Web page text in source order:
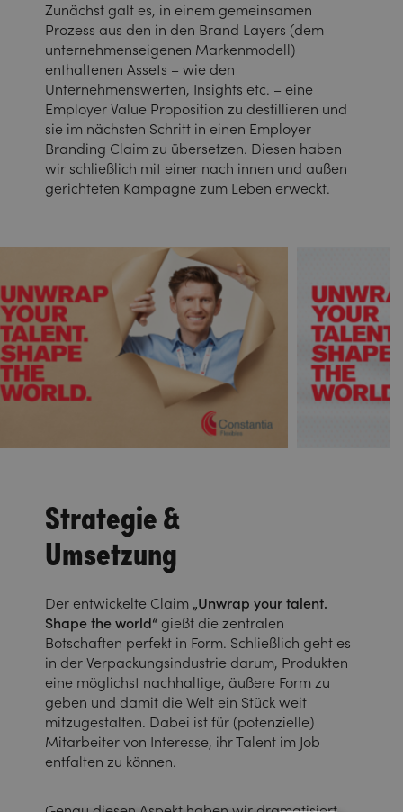
Zunächst galt es, in einem gemeinsamen
Prozess aus den in den Brand Layers (dem
unternehmenseigenen Markenmodell)
enthaltenen Assets – wie den
Unternehmenswerten, Insights etc. – eine
Employer Value Proposition zu destillieren und
sie im nächsten Schritt in einen Employer
Branding Claim zu übersetzen. Diesen haben
wir schließlich mit einer nach innen und außen
gerichteten Kampagne zum Leben erweckt.
Strategie &
Umsetzung
Der entwickelte Claim „Unwrap your talent.
Shape the world“ gießt die zentralen
Botschaften perfekt in Form. Schließlich geht es
in der Verpackungsindustrie darum, Produkten
eine möglichst nachhaltige, äußere Form zu
geben und damit die Welt ein Stück weit
mitzugestalten. Dabei ist für (potenzielle)
Mitarbeiter von Interesse, ihr Talent im Job
entfalten zu können.